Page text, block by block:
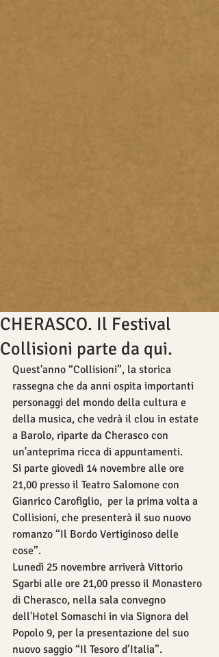
CHERASCO. Il Festival
Collisioni parte da qui.
Quest'anno “Collisioni”, la storica
rassegna che da anni ospita importanti
personaggi del mondo della cultura e
della musica, che vedrà il clou in estate
a Barolo, riparte da Cherasco con
un'anteprima ricca di appuntamenti.
Si parte giovedì 14 novembre alle ore
21,00 presso il Teatro Salomone con
Gianrico Carofiglio,  per la prima volta a
Collisioni, che presenterà il suo nuovo
romanzo “Il Bordo Vertiginoso delle
cose”.
Lunedì 25 novembre arriverà Vittorio
Sgarbi alle ore 21,00 presso il Monastero
di Cherasco, nella sala convegno
dell'Hotel Somaschi in via Signora del
Popolo 9, per la presentazione del suo
nuovo saggio “Il Tesoro d’Italia”.